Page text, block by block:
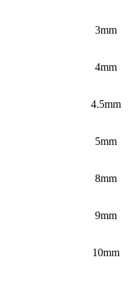
3mm
4mm
4.5mm
5mm
8mm
9mm
10mm